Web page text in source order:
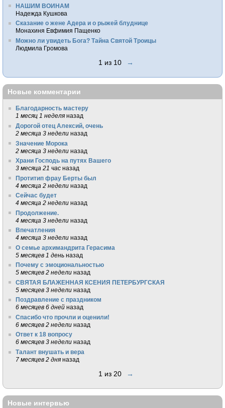
НАШИМ ВОИНАМ
Надежда Кушкова
Сказание о жене Адера и о рыжей блуднице
Монахиня Евфимия Пащенко
Можно ли увидеть Бога? Тайна Святой Троицы
Людмила Громова
1 из 10 →
Новые комментарии
Благодарность мастеру
1 месяц 1 неделя назад
Дорогой отец Алексий, очень
2 месяца 3 недели назад
Значение Морока
2 месяца 3 недели назад
Храни Господь на путях Вашего
3 месяца 21 час назад
Протитип фрау Берты был
4 месяца 2 недели назад
Сейчас будет
4 месяца 2 недели назад
Продолжение.
4 месяца 3 недели назад
Впечатления
4 месяца 3 недели назад
О семье архимандрита Герасима
5 месяцев 1 день назад
Почему с эмоциональностью
5 месяцев 2 недели назад
СВЯТАЯ БЛАЖЕННАЯ КСЕНИЯ ПЕТЕРБУРГСКАЯ
5 месяцев 3 недели назад
Поздравление с праздником
6 месяцев 6 дней назад
Спасибо что прочли и оценили!
6 месяцев 2 недели назад
Ответ к 18 вопросу
6 месяцев 3 недели назад
Талант внушать и вера
7 месяцев 2 дня назад
1 из 20 →
Новые интервью